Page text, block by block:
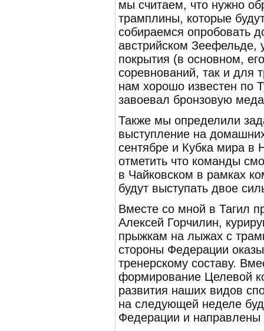
мы считаем, что нужно
трамплины, которые
собираемся опробовать
австрийском Зеефельде,
покрытия (в основном,
соревнований, так и для
нам хорошо известен по
завоевал бронзовую
Также мы определили
выступление на
сентябре и Кубка мира в
отметить что команды
в Чайковском в рамках
будут выступать двое
Вместе со мной в Тагил
Алексей Горчилин,
прыжкам на лыжах с
стороны Федерации
тренерскому составу.
формирование Целевой
развития наших видов
на следующей неделе
Федерации и